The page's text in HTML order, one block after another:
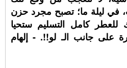
في ليلة ما؛ تصبح مجرد حزن
كامل التسليم ستحيا
على جانب الـ لو!!. - إلهام